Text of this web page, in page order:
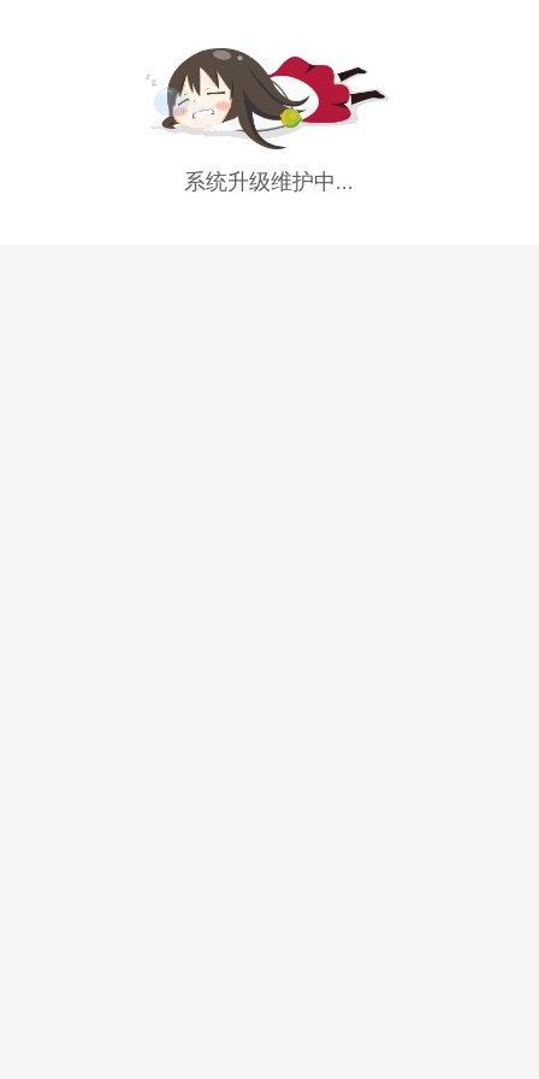
系统升级维护中...